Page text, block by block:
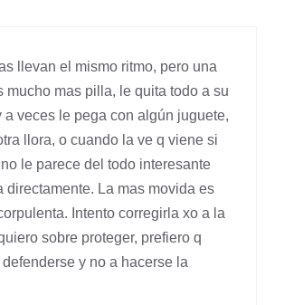
llevan el mismo ritmo, pero una
mucho mas pilla, le quita todo a su
a veces le pega con algún juguete,
llora, o cuando la ve q viene si
le parece del todo interesante
directamente. La mas movida es
Intento corregirla xo a la
sobre proteger, prefiero q
y no a hacerse la